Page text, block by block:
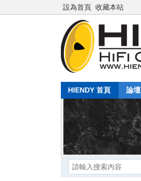
設為首頁 收藏本站
HIENDY 首頁 論壇